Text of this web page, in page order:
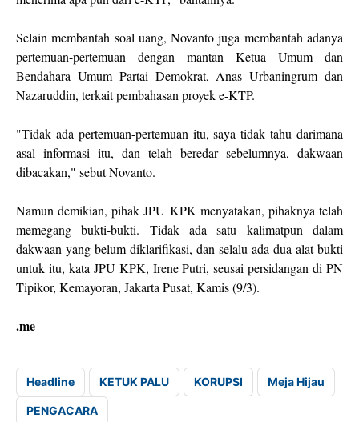
Selain membantah soal uang, Novanto juga membantah adanya
pertemuan-pertemuan dengan mantan Ketua Umum dan
Bendahara Umum Partai Demokrat, Anas Urbaningrum dan
Nazaruddin, terkait pembahasan proyek e-KTP.
"Tidak ada pertemuan-pertemuan itu, saya tidak tahu darimana
asal informasi itu, dan telah beredar sebelumnya, dakwaan
dibacakan," sebut Novanto.
Namun demikian, pihak JPU KPK menyatakan, pihaknya telah
memegang bukti-bukti. Tidak ada satu kalimatpun dalam
dakwaan yang belum diklarifikasi, dan selalu ada dua alat bukti
untuk itu, kata JPU KPK, Irene Putri, seusai persidangan di PN
Tipikor, Kemayoran, Jakarta Pusat, Kamis (9/3).
.me
Headline KETUK PALU KORUPSI Meja Hijau
PENGACARA